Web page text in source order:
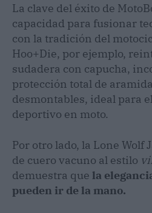
La clave del éxito de
capacidad para fusionar
con la tradición del
Hoo+Die, por ejemplo,
sudadera con capucha,
protección total de
desmontables, ideal para
deportivo en moto.
Por otro lado, la Lone Wolf
de cuero vacuno al estilo
demuestra que la
pueden ir de la mano.